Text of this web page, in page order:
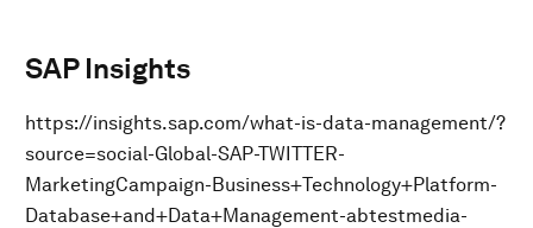
SAP Insights
https://insights.sap.com/what-is-data-management/?
source=social-Global-SAP-TWITTER-
MarketingCampaign-Business+Technology+Platform-
Database+and+Data+Management-abtestmedia-